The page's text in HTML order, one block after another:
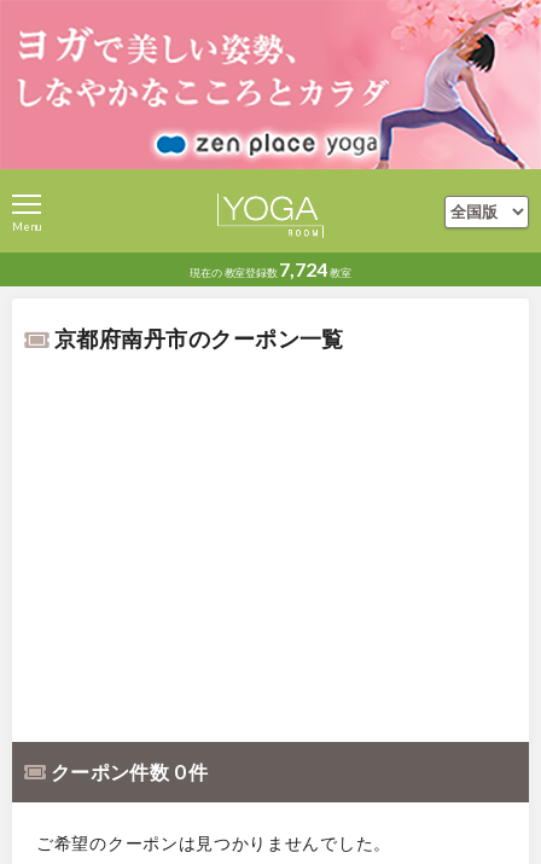
現在の教室登録数 7,724教室
Menu
京都府南丹市のクーポン一覧
クーポン件数 0 件
ご希望のクーポンは見つかりませんでした。